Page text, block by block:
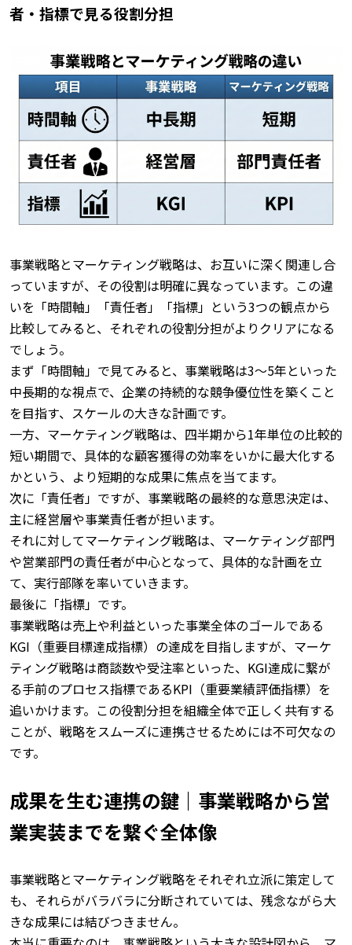
者・指標で見る役割分担
事業戦略とマーケティング戦略は、お互いに深く関連し合
っていますが、その役割は明確に異なっています。 この違
いを「時間軸」「責任者」「指標」という3つの観点から
比較してみると、それぞれの役割分担がよりクリアになる
でしょう。
まず「時間軸」で見てみると、事業戦略は3〜5年といった
中長期的な視点で、企業の持続的な競争優位性を築くこと
を目指す、スケールの大きな計画です。
一方、マーケティング戦略は、四半期から1年単位の比較的
短い期間で、具体的な顧客獲得の効率をいかに最大化する
かという、より短期的な成果に焦点を当てます。
次に「責任者」ですが、事業戦略の最終的な意思決定は、
主に経営層や事業責任者が担います。
それに対してマーケティング戦略は、マーケティング部門
や営業部門の責任者が中心となって、具体的な計画を立
て、実行部隊を率いていきます。
最後に「指標」です。
事業戦略は売上や利益といった事業全体のゴールである
KGI（重要目標達成指標）の達成を目指しますが、マーケ
ティング戦略は商談数や受注率といった、KGI達成に繋が
る手前のプロセス指標であるKPI（重要業績評価指標）を
追いかけます。 この役割分担を組織全体で正しく共有する
ことが、戦略をスムーズに連携させるためには不可欠なの
です。
成果を生む連携の鍵｜事業戦略から営
業実装までを繋ぐ全体像
事業戦略とマーケティング戦略をそれぞれ立派に策定して
も、それらがバラバラに分断されていては、残念ながら大
きな成果には結びつきません。